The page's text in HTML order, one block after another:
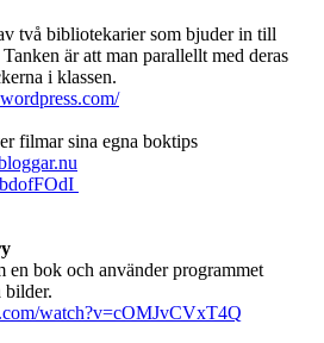
två bibliotekarier som bjuder in till
är att man parallellt med deras
i klassen.
filmar sina egna boktips
en bok och använder programmet
bilder.
watch?v=cOMJvCVxT4Q